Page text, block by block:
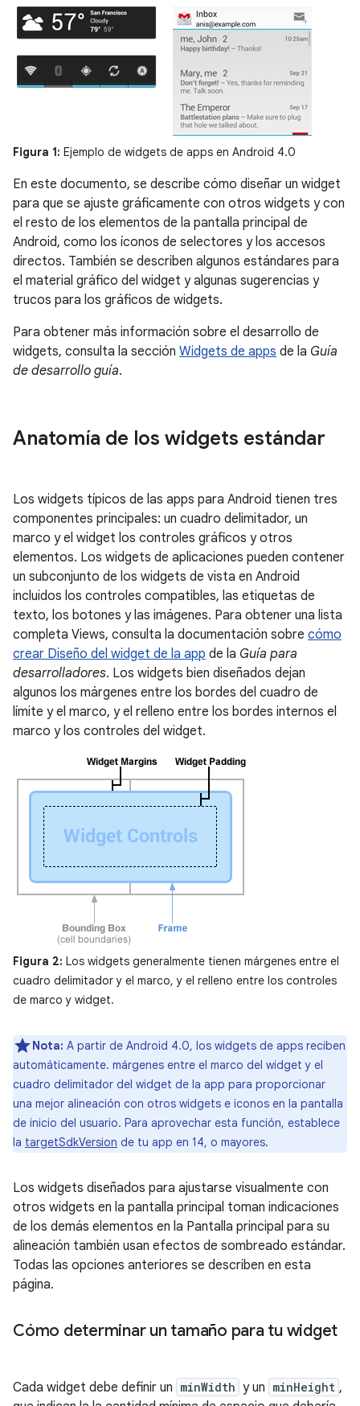
Figura 1: Ejemplo de widgets de apps en Android 4.0
En este documento, se describe cómo diseñar un widget
para que se ajuste gráficamente con otros widgets y con
el resto de los elementos de la pantalla principal de
Android, como los íconos de selectores y los accesos
directos. También se describen algunos estándares para
el material gráfico del widget y algunas sugerencias y
trucos para los gráficos de widgets.
Para obtener más información sobre el desarrollo de
widgets, consulta la sección Widgets de apps de la Guía
de desarrollo guía.
Anatomía de los widgets estándar
Los widgets típicos de las apps para Android tienen tres
componentes principales: un cuadro delimitador, un
marco y el widget los controles gráficos y otros
elementos. Los widgets de aplicaciones pueden contener
un subconjunto de los widgets de vista en Android
incluidos los controles compatibles, las etiquetas de
texto, los botones y las imágenes. Para obtener una lista
completa Views, consulta la documentación sobre cómo
crear Diseño del widget de la app de la Guía para
desarrolladores. Los widgets bien diseñados dejan
algunos los márgenes entre los bordes del cuadro de
límite y el marco, y el relleno entre los bordes internos el
marco y los controles del widget.
Figura 2: Los widgets generalmente tienen márgenes entre el
cuadro delimitador y el marco, y el relleno entre los controles
de marco y widget.
Nota: A partir de Android 4.0, los widgets de apps reciben
automáticamente. márgenes entre el marco del widget y el
cuadro delimitador del widget de la app para proporcionar
una mejor alineación con otros widgets e iconos en la pantalla
de inicio del usuario. Para aprovechar esta función, establece
la targetSdkVersion de tu app en 14, o mayores.
Los widgets diseñados para ajustarse visualmente con
otros widgets en la pantalla principal toman indicaciones
de los demás elementos en la Pantalla principal para su
alineación también usan efectos de sombreado estándar.
Todas las opciones anteriores se describen en esta
página.
Cómo determinar un tamaño para tu widget
Cada widget debe definir un minWidth y un minHeight ,